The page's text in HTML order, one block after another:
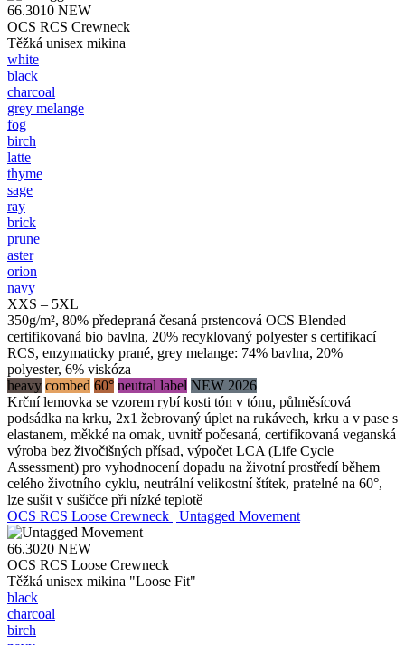
66.3010 NEW
OCS RCS Crewneck
Těžká unisex mikina
white
black
charcoal
grey melange
fog
birch
latte
thyme
sage
ray
brick
prune
aster
orion
navy
XXS – 5XL
350g/m², 80% předepraná česaná prstencová OCS Blended
certifikovaná bio bavlna, 20% recyklovaný polyester s certifikací
RCS, enzymaticky prané, grey melange: 74% bavlna, 20%
polyester, 6% viskóza
heavy combed 60° neutral label NEW 2026
Krční lemovka se vzorem rybí kosti tón v tónu, půlměsícová
podsádka na krku, 2x1 žebrovaný úplet na rukávech, krku a v pase s
elastanem, měkké na omak, uvnitř počesaná, certifikovaná veganská
výroba bez živočišných přísad, výpočet LCA (Life Cycle
Assessment) pro vyhodnocení dopadu na životní prostředí během
celého životního cyklu, neutrální velikostní štítek, pratelné na 60°,
lze sušit v sušičce při nízké teplotě
OCS RCS Loose Crewneck | Untagged Movement
66.3020 NEW
OCS RCS Loose Crewneck
Těžká unisex mikina "Loose Fit"
black
charcoal
birch